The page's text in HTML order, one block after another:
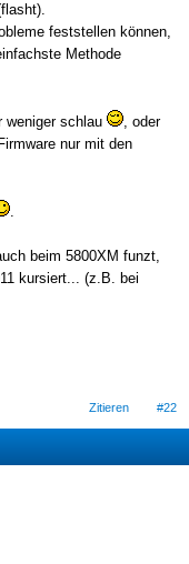
feststellen können,
Methode
weniger schlau
, oder
nur mit den
.
beim 5800XM funzt,
kursiert... (z.B. bei
Zitieren #22